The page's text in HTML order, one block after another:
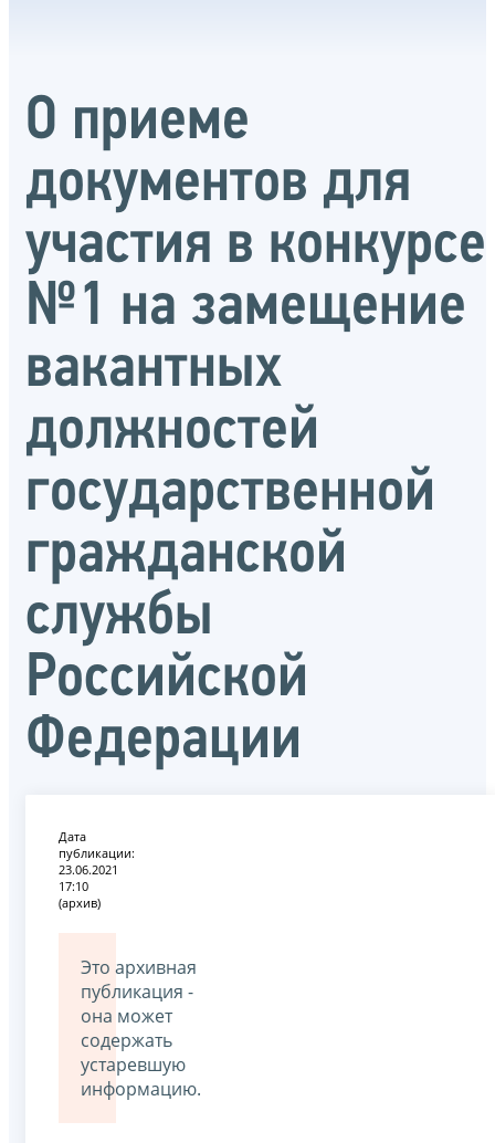
О приеме
документов для
участия в конкурсе
№1 на замещение
вакантных
должностей
государственной
гражданской
службы
Российской
Федерации
Дата
публикации:
23.06.2021
17:10
(архив)
Это архивная
публикация -
она может
содержать
устаревшую
информацию.